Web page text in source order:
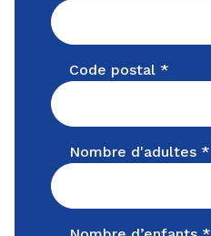
Code postal *
Nombre d'adultes *